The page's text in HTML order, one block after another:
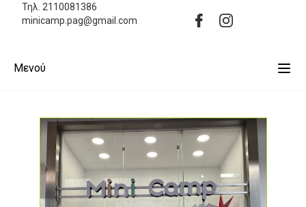
Τηλ. 2110081386
minicamp.pag@gmail.com
Μενού